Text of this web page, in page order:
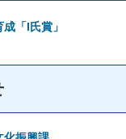
「I氏賞」